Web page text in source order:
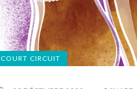
COURT CIRCUIT